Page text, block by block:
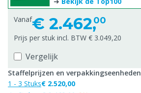
Vanaf€ 2.462,00
Prijs per stuk incl. BTW € 3.049,20
Vergelijk
Staffelprijzen en verpakkingseenheden
1 - 3 Stuks€ 2.520,00